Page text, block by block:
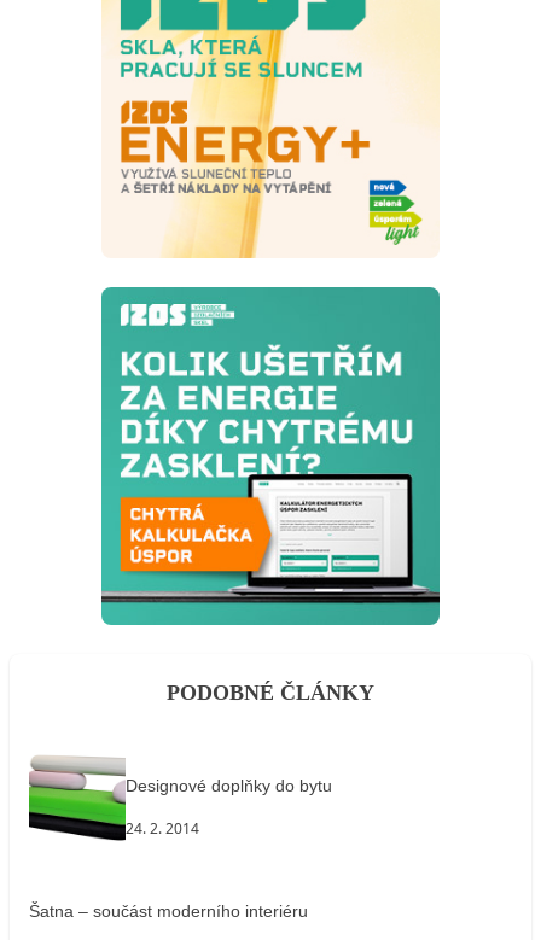
PODOBNÉ ČLÁNKY
Designové doplňky do bytu
24. 2. 2014
Šatna – součást moderního interiéru